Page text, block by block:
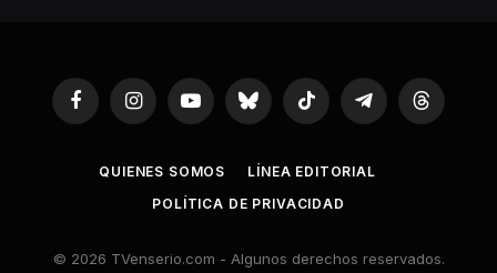
FacebookInstagramYouTubeBluesky TikTok TelegramThreads
QUIENES SOMOS
LÍNEA EDITORIAL
POLÍTICA DE PRIVACIDAD
© 2026 TVenserio.com - Algunos derechos reservados.